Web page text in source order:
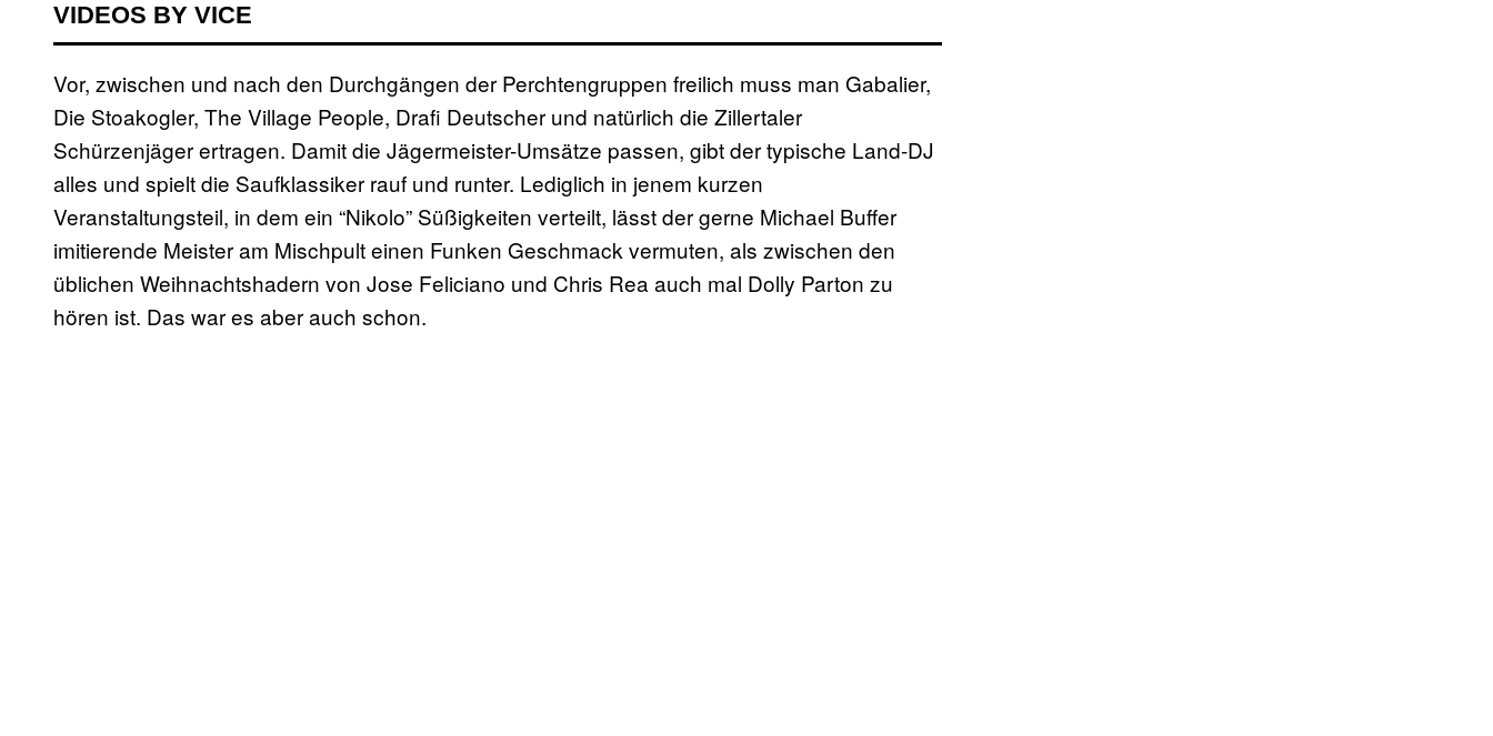
VIDEOS BY VICE
Vor, zwischen und nach den Durchgängen der Perchtengruppen freilich muss man Gabalier,
Die Stoakogler, The Village People, Drafi Deutscher und natürlich die Zillertaler
Schürzenjäger ertragen. Damit die Jägermeister-Umsätze passen, gibt der typische Land-DJ
alles und spielt die Saufklassiker rauf und runter. Lediglich in jenem kurzen
Veranstaltungsteil, in dem ein “Nikolo” Süßigkeiten verteilt, lässt der gerne Michael Buffer
imitierende Meister am Mischpult einen Funken Geschmack vermuten, als zwischen den
üblichen Weihnachtshadern von Jose Feliciano und Chris Rea auch mal Dolly Parton zu
hören ist. Das war es aber auch schon.